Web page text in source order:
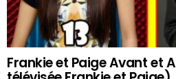
Frankie et Paige Avant et